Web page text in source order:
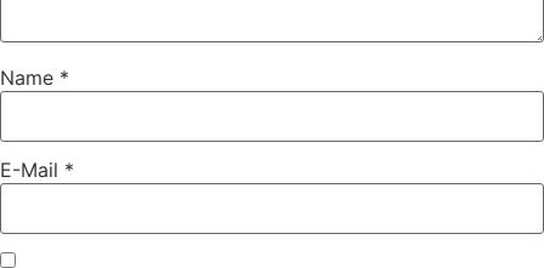
Name *
E-Mail *